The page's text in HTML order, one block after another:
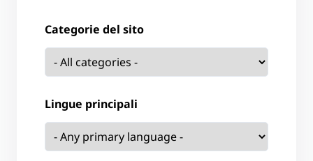
Categorie del sito
Lingue principali